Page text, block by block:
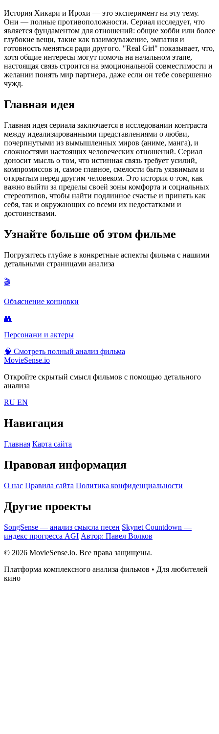
История Хикари и Ирохи — это эксперимент на эту тему.
Они — полные противоположности. Сериал исследует, что
является фундаментом для отношений: общие хобби или более
глубокие вещи, такие как взаимоуважение, эмпатия и
готовность меняться ради другого. "Real Girl" показывает, что,
хотя общие интересы могут помочь на начальном этапе,
настоящая связь строится на эмоциональной совместимости и
желании понять мир партнера, даже если он тебе совершенно
чужд.
Главная идея
Главная идея сериала заключается в исследовании контраста
между идеализированными представлениями о любви,
почерпнутыми из вымышленных миров (аниме, манга), и
сложностями настоящих человеческих отношений. Сериал
доносит мысль о том, что истинная связь требует усилий,
компромиссов и, самое главное, смелости быть уязвимым и
открытым перед другим человеком. Это история о том, как
важно выйти за пределы своей зоны комфорта и социальных
стереотипов, чтобы найти подлинное счастье и принять как
себя, так и окружающих со всеми их недостатками и
достоинствами.
Узнайте больше об этом фильме
Погрузитесь глубже в конкретные аспекты фильма с нашими
детальными страницами анализа
🎬
Объяснение концовки
👥
Персонажи и актеры
🧠 Смотреть полный анализ фильма
MovieSense.io
Откройте скрытый смысл фильмов с помощью детального
анализа
RU EN
Навигация
Главная Карта сайта
Правовая информация
О нас Правила сайта Политика конфиденциальности
Другие проекты
SongSense — анализ смысла песен Skynet Countdown —
индекс прогресса AGI Автор: Павел Волков
© 2026 MovieSense.io. Все права защищены.
Платформа комплексного анализа фильмов • Для любителей
кино